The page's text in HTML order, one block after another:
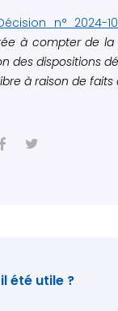
n° 2024-
à compter de
des dispositions
à raison de
été utile ?